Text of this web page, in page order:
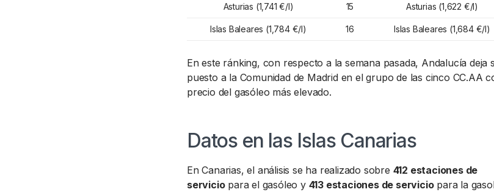
Asturias (1,741 €/l) 15 Asturias (1,622 €/l)
Islas Baleares (1,784 €/l) 16 Islas Baleares (1,684 €/l)
En este ránking, con respecto a la semana pasada, Andalucía deja
puesto a la Comunidad de Madrid en el grupo de las cinco CC.AA
precio del gasóleo más elevado.
Datos en las Islas Canarias
En Canarias, el análisis se ha realizado sobre 412 estaciones de
serviciopara el gasóleo y 413 estaciones de serviciopara la